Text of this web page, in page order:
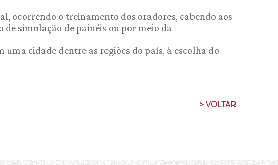
ocorrendo o treinamento dos oradores, cabendo aos
simulação de painéis ou por meio da
cidade dentre as regiões do país, à escolha do
> VOLTAR